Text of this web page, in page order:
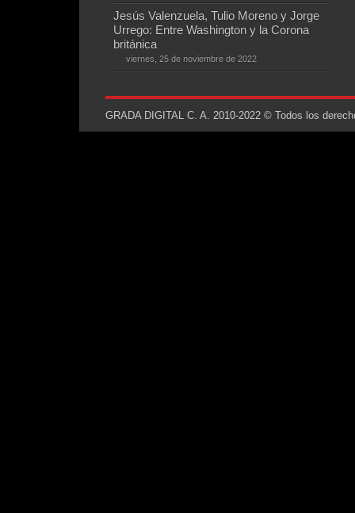
Jesús Valenzuela, Tulio Moreno y Jorge
Urrego: Entre Washington y la Corona
británica
viernes, 25 de noviembre de 2022
GRADA DIGITAL C. A. 2010-2022 © Todos los